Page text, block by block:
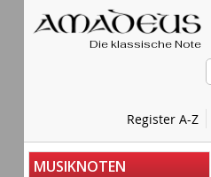
Die klassische Note
Register A-Z
MUSIKNOTEN